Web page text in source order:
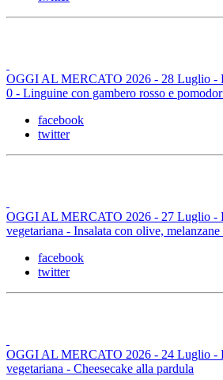
OGGI AL MERCATO 2026 - 28 Luglio -
0 - Linguine con gambero rosso e
facebook
twitter
OGGI AL MERCATO 2026 - 27 Luglio -
vegetariana - Insalata con olive,
facebook
twitter
OGGI AL MERCATO 2026 - 24 Luglio -
vegetariana - Cheesecake alla pardula